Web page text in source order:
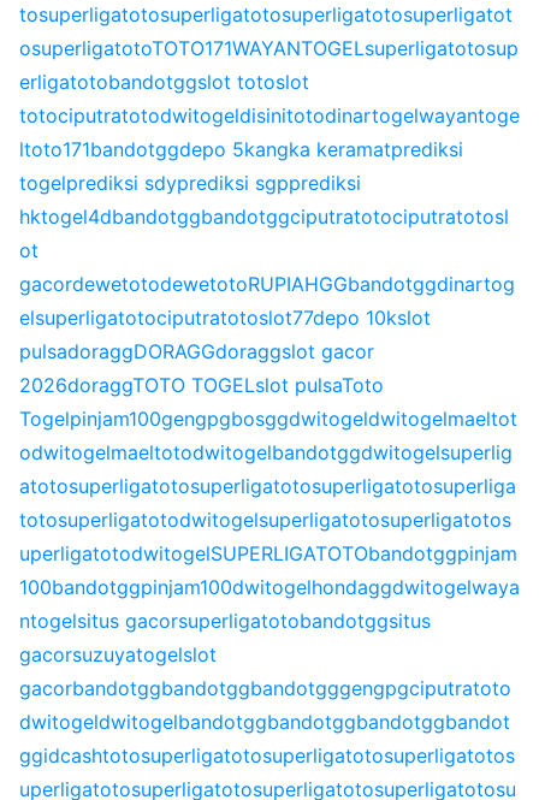
tosuperligatotosuperligatotosuperligatotosuperligatot
osuperligatotoTOTO171WAYANTOGELsuperligatotosup
erligatotobandotggslot totoslot
totociputratotodwitogeldisinitotodinartogelwayantoge
ltoto171bandotggdepo 5kangka keramatprediksi
togelprediksi sdyprediksi sgpprediksi
hktogel4dbandotggbandotggciputratotociputratotosl
ot
gacordewetotodewetotoRUPIAHGGbandotggdinartog
elsuperligatotociputratotoslot77depo 10kslot
pulsadoraggDORAGGdoraggslot gacor
2026doraggTOTO TOGELslot pulsaToto
Togelpinjam100gengpgbosggdwitogeldwitogelmaeltot
odwitogelmaeltotodwitogelbandotggdwitogelsuperlig
atotosuperligatotosuperligatotosuperligatotosuperliga
totosuperligatotodwitogelsuperligatotosuperligatotos
uperligatotodwitogelSUPERLIGATOTObandotggpinjam
100bandotggpinjam100dwitogelhondaggdwitogelwaya
ntogelsitus gacorsuperligatotobandotggsitus
gacorsuzuyatogelslot
gacorbandotggbandotggbandotgggengpgciputratoto
dwitogeldwitogelbandotggbandotggbandotggbandot
ggidcashtotosuperligatotosuperligatotosuperligatotos
uperligatotosuperligatotosuperligatotosuperligatotosu